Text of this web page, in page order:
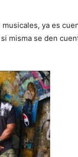
ya es
misma se den